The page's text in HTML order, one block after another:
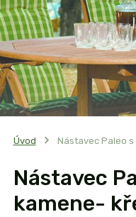
Úvod Nástavec Paleo
Nástavec
kamene-